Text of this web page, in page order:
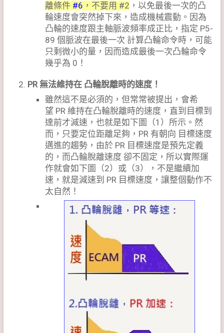
離條件 #6 ，不要用 #2 ，以免最後一次的凸
輪速度會突然掉下來，造成機械震動。因為
凸輪的速度跟主軸脈波頻率成正比，指定 P5-
89 個脈波在最後一次 計算凸輪命令時，可能
只剩微小的量，因而造成最後一次凸輪命令
幾乎為 0！
PR 無法維持在 凸輪脫離時的速度！
雖然這不是必須的，但常常被提出，會希
望 PR 維持在凸輪脫離時的速度，直到目標到
達前才減速，也就是如下圖（1）所示。然
而，只要定位距離足夠，PR 有朝向 目標速度
邁進的趨勢，由於 PR 目標速度是預先定義
的，而凸輪脫離速度 卻不固定，所以實際運
作就會如下圖（2）或（3），不是繼續加
速，就是減速到 PR 目標速度，讓整個動作不
太自然！